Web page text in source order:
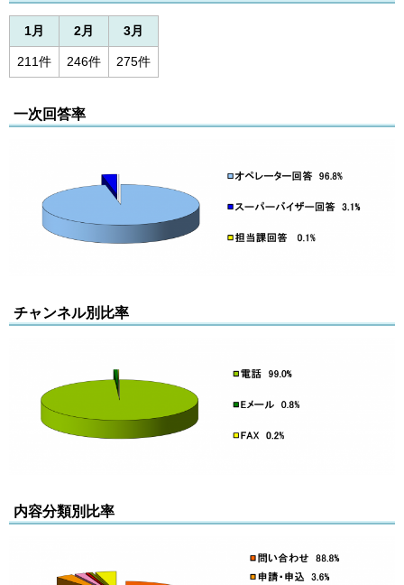
1月 2月 3月
211件 246件 275件
一次回答率
チャンネル別比率
内容分類別比率